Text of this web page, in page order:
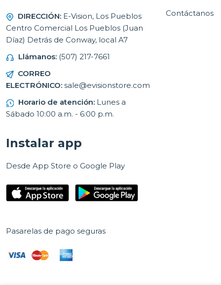
DIRECCIÓN: E-Vision, Los Pueblos
Centro Comercial Los Pueblos (Juan
Díaz) Detrás de Conway, local A7
Llámanos: (507) 217-7661
CORREO
ELECTRÓNICO: sale@evisionstore.com
Horario de atención: Lunes a
Sábado 10:00 a.m. - 6:00 p.m.
Contáctanos
Instalar app
Desde App Store o Google Play
Pasarelas de pago seguras